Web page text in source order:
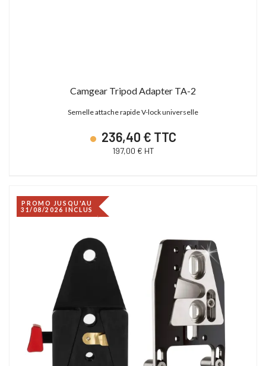
Camgear Tripod Adapter TA-2
Semelle attache rapide V-lock universelle
236,40 € TTC
197,00 € HT
PROMO JUSQU'AU
31/08/2026 INCLUS